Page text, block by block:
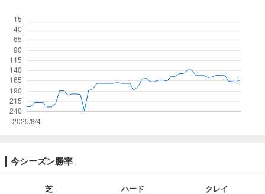
今シーズン勝率
芝 ハード クレイ